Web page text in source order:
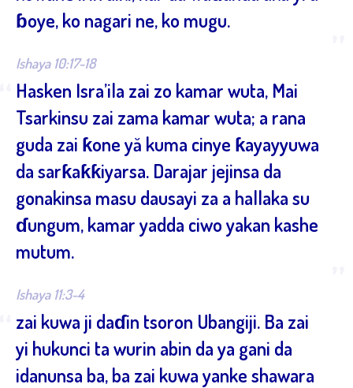
ɓoye, ko nagari ne, ko mugu.
Ishaya 10:17-18
Hasken Isra’ila zai zo kamar wuta, Mai
Tsarkinsu zai zama kamar wuta; a rana
guda zai ƙone yă kuma cinye ƙayayyuwa
da sarƙaƙƙiyarsa. Darajar jejinsa da
gonakinsa masu dausayi za a hallaka su
ɗungum, kamar yadda ciwo yakan kashe
mutum.
Ishaya 11:3-4
zai kuwa ji daɗin tsoron Ubangiji. Ba zai
yi hukunci ta wurin abin da ya gani da
idanunsa ba, ba zai kuwa yanke shawara